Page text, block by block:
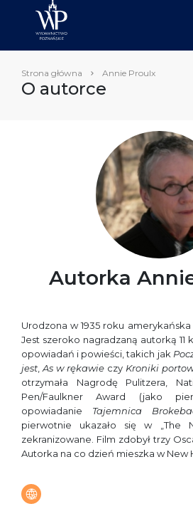
Strona główna Annie Proulx
O autorce
Autorka
Urodzona w 1935 roku
Jest szeroko nagradzaną autorką 11
opowiadań i powieści, takich jak
jest As w rękawie czy Kroniki
otrzymała Nagrodę Pulitzera,
Pen/Faulkner Award (jako
opowiadanie Tajemnica
pierwotnie ukazało się w „The
zekranizowane. Film zdobył trzy
Autorka na co dzień mieszka w New